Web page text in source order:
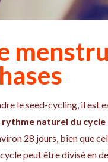
le seed-cycling, il est
rythme naturel du
28 jours, bien que
peut être divisé en